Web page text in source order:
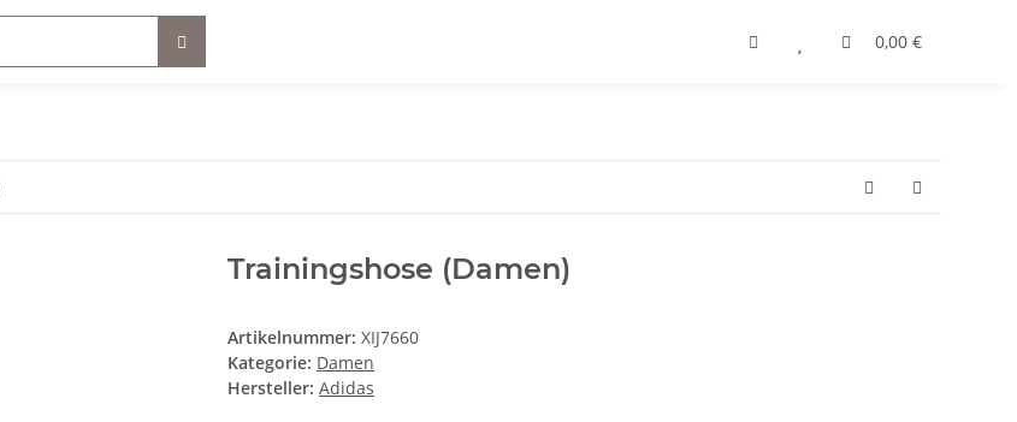
0,00 €
Trainingshose (Damen)
Artikelnummer: XIJ7660
Kategorie: Damen
Hersteller: Adidas